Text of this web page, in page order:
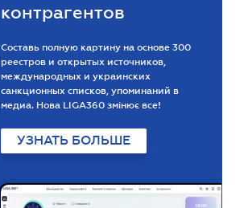
контрагентов
Составь полную картину на основе 300
реестров и открытых источников,
международных и украинских
санкционных списков, упоминаний в
медиа. Нова LIGA360 змінює все!
УЗНАТЬ БОЛЬШЕ